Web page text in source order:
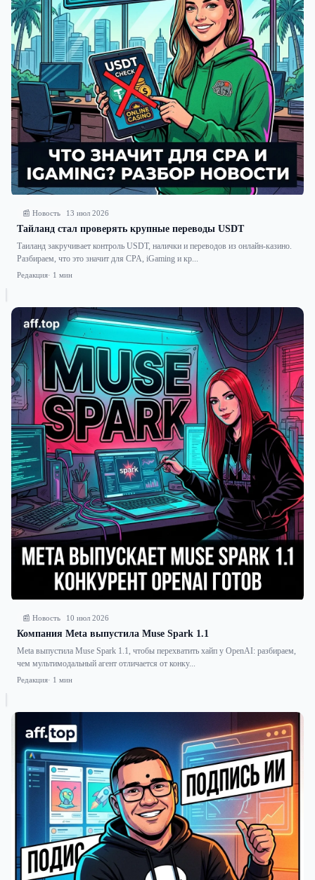
📰 Новость 13 июл 2026
Тайланд стал проверять крупные переводы USDT
Таиланд закручивает контроль USDT, налички и переводов из онлайн-казино.
Разбираем, что это значит для CPA, iGaming и кр...
Редакция· 1 мин
📰 Новость 10 июл 2026
Компания Meta выпустила Muse Spark 1.1
Meta выпустила Muse Spark 1.1, чтобы перехватить хайп у OpenAI: разбираем,
чем мультимодальный агент отличается от конку...
Редакция· 1 мин